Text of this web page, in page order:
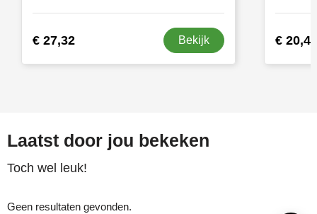
€ 27,32 Bekijk € 20,48
Laatst door jou bekeken
Toch wel leuk!
Geen resultaten gevonden.